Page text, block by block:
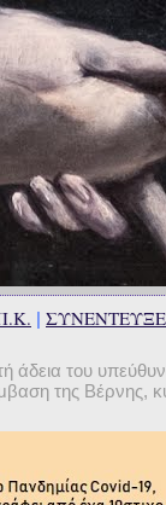
|
άδεια του
της